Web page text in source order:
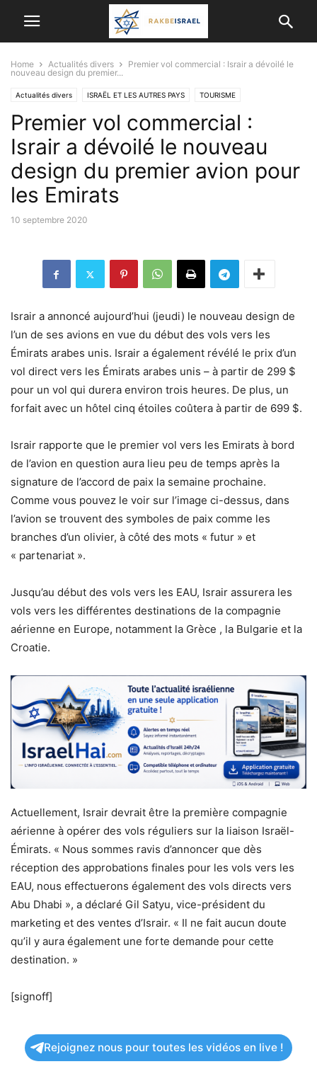
Home Actualités divers
Premier vol commercial : Israir a dévoilé le
nouveau design du premier...
Actualités divers ISRAËL ET LES AUTRES PAYS TOURISME
Premier vol commercial :
Israir a dévoilé le nouveau
design du premier avion pour
les Emirats
10 septembre 2020
Israir a annoncé aujourd’hui (jeudi) le nouveau design de
l’un de ses avions en vue du début des vols vers les
Émirats arabes unis. Israir a également révélé le prix d’un
vol direct vers les Émirats arabes unis – à partir de 299 $
pour un vol qui durera environ trois heures. De plus, un
forfait avec un hôtel cinq étoiles coûtera à partir de 699 $.
Israir rapporte que le premier vol vers les Emirats à bord
de l’avion en question aura lieu peu de temps après la
signature de l’accord de paix la semaine prochaine.
Comme vous pouvez le voir sur l’image ci-dessus, dans
l’avion se trouvent des symboles de paix comme les
branches d’un olivier, à côté des mots « futur » et
« partenariat ».
Jusqu’au début des vols vers les EAU, Israir assurera les
vols vers les différentes destinations de la compagnie
aérienne en Europe, notamment la Grèce , la Bulgarie et la
Croatie.
Actuellement, Israir devrait être la première compagnie
aérienne à opérer des vols réguliers sur la liaison Israël-
Émirats. « Nous sommes ravis d’annoncer que dès
réception des approbations finales pour les vols vers les
EAU, nous effectuerons également des vols directs vers
Abu Dhabi », a déclaré Gil Satyu, vice-président du
marketing et des ventes d’Israir. « Il ne fait aucun doute
qu’il y aura également une forte demande pour cette
destination. »
[signoff]
Rejoignez nous pour toutes les vidéos en live !